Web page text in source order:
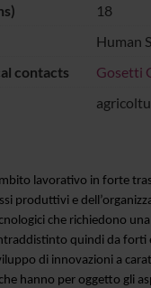
18
Human
contacts
Gosetti
lavorativo in forte
produttivi e
che richiedono
quindi da forti
di innovazioni a
hanno per oggetto gli